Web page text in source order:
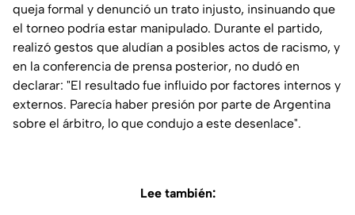
queja formal y denunció un trato injusto, insinuando que
el torneo podría estar manipulado. Durante el partido,
realizó gestos que aludían a posibles actos de racismo, y
en la conferencia de prensa posterior, no dudó en
declarar: "El resultado fue influido por factores internos y
externos. Parecía haber presión por parte de Argentina
sobre el árbitro, lo que condujo a este desenlace".
Lee también: